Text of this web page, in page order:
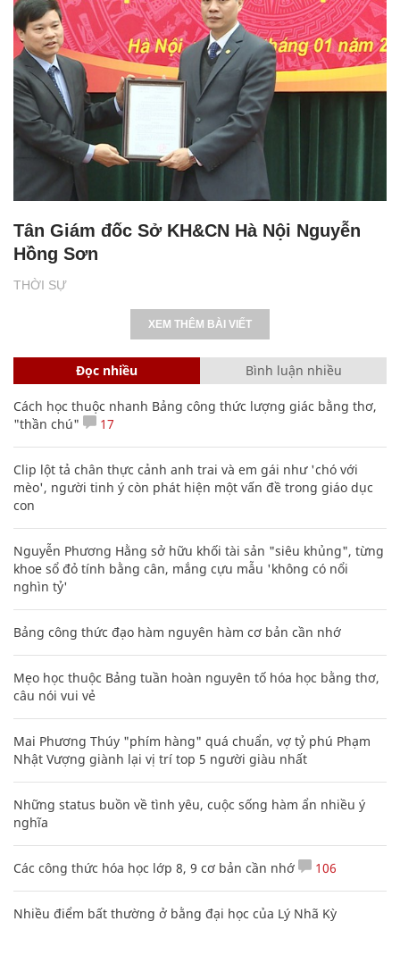
THỜI SỰ
Tân Giám đốc Sở KH&CN Hà Nội Nguyễn
Hồng Sơn
XEM THÊM BÀI VIẾT
Đọc nhiều Bình luận nhiều
Cách học thuộc nhanh Bảng công thức lượng giác bằng thơ,
"thần chú"
17
Clip lột tả chân thực cảnh anh trai và em gái như 'chó với
mèo', người tinh ý còn phát hiện một vấn đề trong giáo dục
con
Nguyễn Phương Hằng sở hữu khối tài sản "siêu khủng", từng
khoe sổ đỏ tính bằng cân, mắng cựu mẫu 'không có nổi
nghìn tỷ'
Bảng công thức đạo hàm nguyên hàm cơ bản cần nhớ
Mẹo học thuộc Bảng tuần hoàn nguyên tố hóa học bằng thơ,
câu nói vui vẻ
Mai Phương Thúy "phím hàng" quá chuẩn, vợ tỷ phú Phạm
Nhật Vượng giành lại vị trí top 5 người giàu nhất
Những status buồn về tình yêu, cuộc sống hàm ẩn nhiều ý
nghĩa
Các công thức hóa học lớp 8, 9 cơ bản cần nhớ 106
Nhiều điểm bất thường ở bằng đại học của Lý Nhã Kỳ